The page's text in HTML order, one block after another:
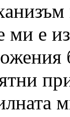
ми е